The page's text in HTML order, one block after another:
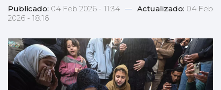
Publicado: 04 Feb 2026 - 11:34 — Actualizado: 04 Feb
2026 - 18:16